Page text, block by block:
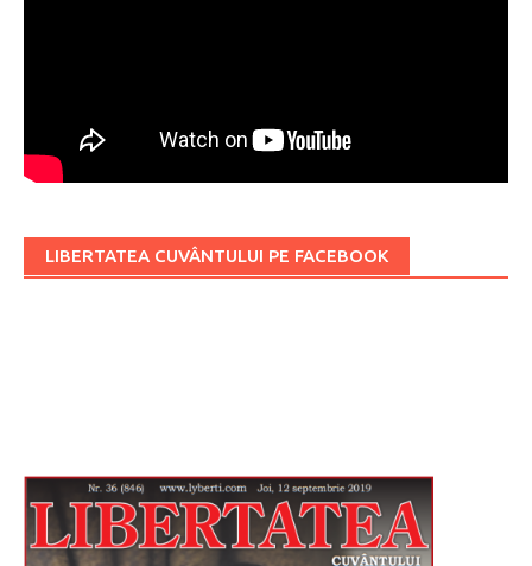
LIBERTATEA CUVÂNTULUI PE FACEBOOK